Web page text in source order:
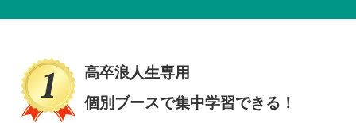
高卒浪人生専用
個別ブースで集中学習できる！